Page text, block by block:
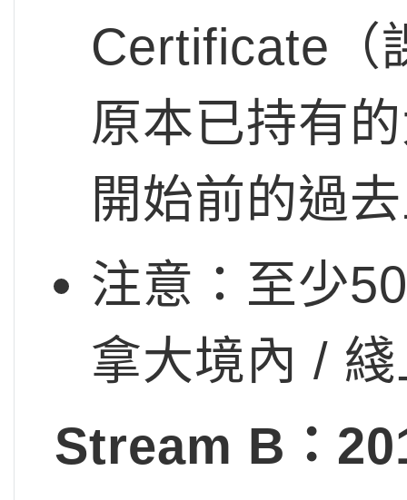
Certificate（
原本已持有
開始前的過
注意：至少
拿大境內 /
Stream B：